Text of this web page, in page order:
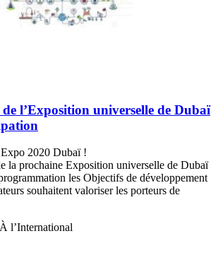
l’Exposition universelle de Dubaï
2020 Dubaï !
la prochaine Exposition universelle de Dubaï
les Objectifs de développement
souhaitent valoriser les porteurs de
l’International